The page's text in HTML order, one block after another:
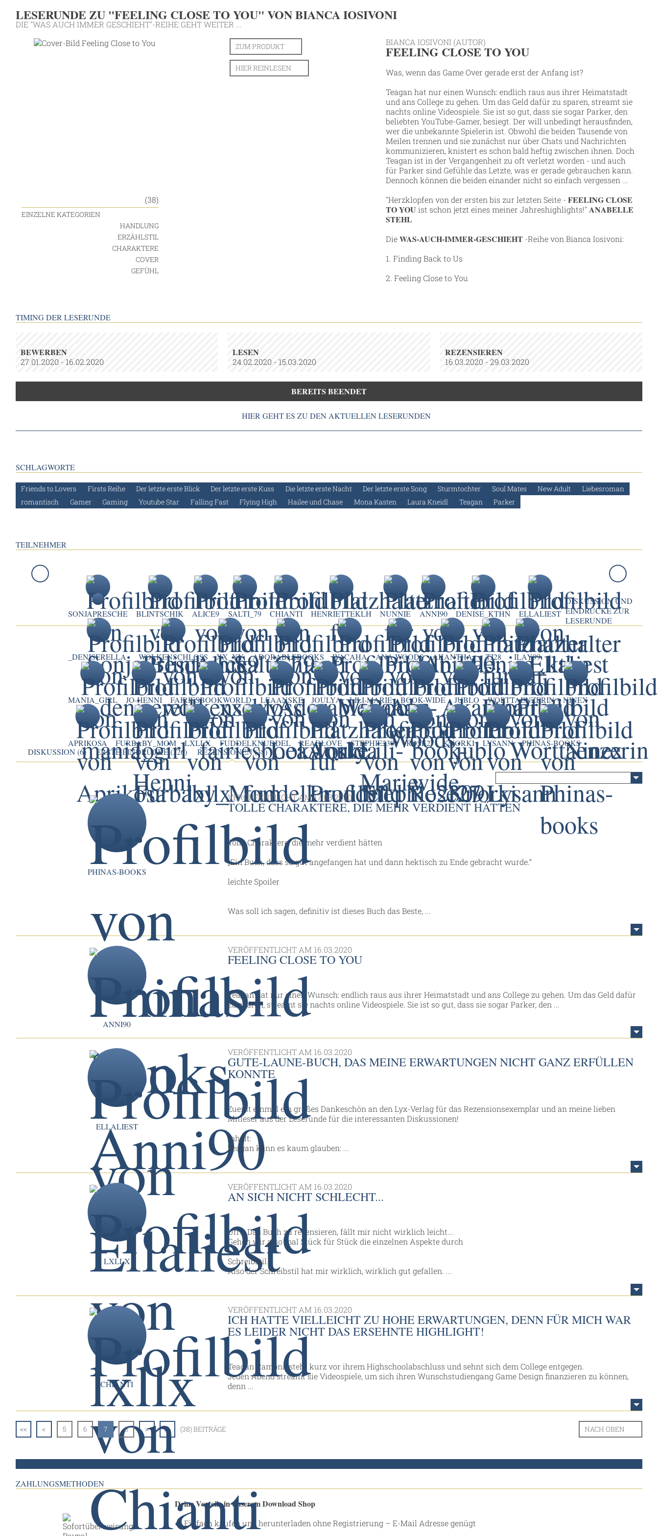
LESERUNDE ZU "FEELING CLOSE TO YOU" VON BIANCA IOSIVONI
DIE "WAS AUCH IMMER GESCHIEHT"-REIHE GEHT WEITER ...
(38)
EINZELNE KATEGORIEN
HANDLUNG
ERZÄHLSTIL
CHARAKTERE
COVER
GEFÜHL
ZUM PRODUKT
HIER REINLESEN
BIANCA IOSIVONI (AUTOR)
FEELING CLOSE TO YOU
Was, wenn das Game Over gerade erst der Anfang ist?
Teagan hat nur einen Wunsch: endlich raus aus ihrer Heimatstadt
und ans College zu gehen. Um das Geld dafür zu sparen, streamt sie
nachts online Videospiele. Sie ist so gut, dass sie sogar Parker, den
beliebten YouTube-Gamer, besiegt. Der will unbedingt herausfinden,
wer die unbekannte Spielerin ist. Obwohl die beiden Tausende von
Meilen trennen und sie zunächst nur über Chats und Nachrichten
kommunizieren, knistert es schon bald heftig zwischen ihnen. Doch
Teagan ist in der Vergangenheit zu oft verletzt worden - und auch
für Parker sind Gefühle das Letzte, was er gerade gebrauchen kann.
Dennoch können die beiden einander nicht so einfach vergessen ...
"Herzklopfen von der ersten bis zur letzten Seite -FEELING CLOSE
TO YOU ist schon jetzt eines meiner Jahreshighlights!" ANABELLE
STEHL
DieWAS-AUCH-IMMER-GESCHIEHT -Reihe von Bianca Iosivoni:
1. Finding Back to Us
2. Feeling Close to You
TIMING DER LESERUNDE
BEWERBEN
27.01.2020 - 16.02.2020
LESEN
24.02.2020 - 15.03.2020
REZENSIEREN
16.03.2020 - 29.03.2020
BEREITS BEENDET
HIER GEHT ES ZU DEN AKTUELLEN LESERUNDEN
SCHLAGWORTE
Friends to Lovers Firsts Reihe Der letzte erste Blick Der letzte erste Kuss Die letzte erste Nacht Der letzte erste Song Sturmtochter Soul Mates New Adult
Liebesroman
romantisch
Gamer Gaming Youtube Star Falling Fast Flying High Hailee und Chase Mona Kasten Laura Kneidl Teagan Parker
TEILNEHMER
SONJAPRESCHE BLINTSCHIK ALICE9 SALTI_79 CHIANTI HENRIETTEKLH NUNNIE ANNI90 DENISE_KTHN ELLALIEST
_DENISERELLA_ WOLKENSCHLOSS XX_YY ADORABLEBOOKS WACAHA ANA-WOODS AKANTHA TJ28 ILAY99
MANIA_GIRL JO-HENNI FAIRIESBOOKWORLD LEAANSKE JOULYA LILI-MARIE BOOK-WIDE JUBLO WORTTAENZERIN NINEX
APRIKOSA FURBABY_MOM LXLLX FUDDELKNUDDEL READLOVE STEPHIE2309 ROSE27 KNORKI LYSANN PHINAS-BOOKS
DISKUSSION UND
EINDRÜCKE ZUR
LESERUNDE
DISKUSSION (6) ERSTE EINDRÜCKE (326) REZENSIONEN (38)
PHINAS-BOOKS
VERÖFFENTLICHT AM 17.03.2020
TOLLE CHARAKTERE, DIE MEHR VERDIENT HÄTTEN
Tolle Charaktere, die mehr verdient hätten
„Ein Buch, dass so gut angefangen hat und dann hektisch zu Ende gebracht wurde.“
leichte Spoiler
Was soll ich sagen, definitiv ist dieses Buch das Beste, ...
ANNI90
VERÖFFENTLICHT AM16.03.2020
FEELING CLOSE TO YOU
Teagan hat nur einen Wunsch: endlich raus aus ihrer Heimatstadt und ans College zu gehen. Um das Geld dafür
zu sparen, streamt sie nachts online Videospiele. Sie ist so gut, dass sie sogar Parker, den ...
ELLALIEST
VERÖFFENTLICHT AM16.03.2020
GUTE-LAUNE-BUCH, DAS MEINE ERWARTUNGEN NICHT GANZ ERFÜLLEN
KONNTE
Zuerst einmal ein großes Dankeschön an den Lyx-Verlag für das Rezensionsexemplar und an meine lieben
Mitleser aus der Leserunde für die interessanten Diskussionen!
Inhalt:
Teagan kann es kaum glauben: ...
LXLLX
VERÖFFENTLICHT AM16.03.2020
AN SICH NICHT SCHLECHT...
Uff... Das Buch zu rezensieren, fällt mir nicht wirklich leicht...
Gehen wir also mal Stück für Stück die einzelnen Aspekte durch
Schreibstil
Also der Schreibstil hat mir wirklich, wirklich gut gefallen. ...
CHIANTI
VERÖFFENTLICHT AM16.03.2020
ICH HATTE VIELLEICHT ZU HOHE ERWARTUNGEN, DENN FÜR MICH WAR
ES LEIDER NICHT DAS ERSEHNTE HIGHLIGHT!
Teagan Ramona steht kurz vor ihrem Highschoolabschluss und sehnt sich dem College entgegen.
Jeden Abend streamt sie Videospiele, um sich ihren Wunschstudiengang Game Design finanzieren zu können,
denn ...
<< < 5 6 7 8 > >> (38) BEITRÄGE NACH OBEN
ZAHLUNGSMETHODEN
Deine Vorteile in unserem Download Shop
Einfach kaufen und herunterladen ohne Registrierung – E-Mail Adresse genügt